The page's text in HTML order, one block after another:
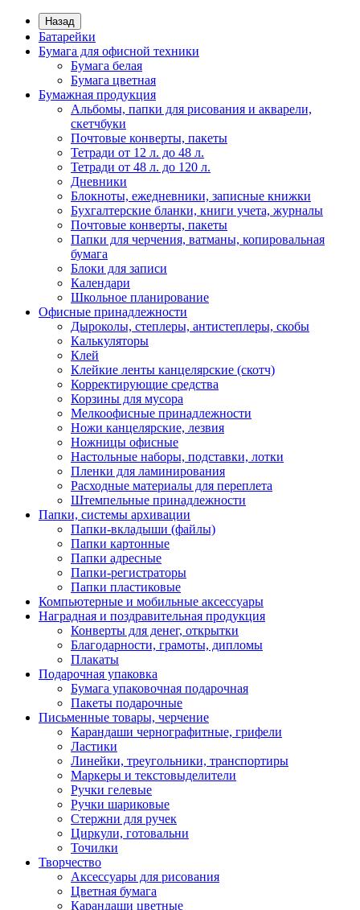
Назад
Батарейки
Бумага для офисной техники
Бумага белая
Бумага цветная
Бумажная продукция
Альбомы, папки для рисования и акварели,
скетчбуки
Почтовые конверты, пакеты
Тетради от 12 л. до 48 л.
Тетради от 48 л. до 120 л.
Дневники
Блокноты, ежедневники, записные книжки
Бухгалтерские бланки, книги учета, журналы
Почтовые конверты, пакеты
Папки для черчения, ватманы, копировальная
бумага
Блоки для записи
Календари
Школьное планирование
Офисные принадлежности
Дыроколы, степлеры, антистеплеры, скобы
Калькуляторы
Клей
Клейкие ленты канцелярские (скотч)
Корректирующие средства
Корзины для мусора
Мелкоофисные принадлежности
Ножи канцелярские, лезвия
Ножницы офисные
Настольные наборы, подставки, лотки
Пленки для ламинирования
Расходные материалы для переплета
Штемпельные принадлежности
Папки, системы архивации
Папки-вкладыши (файлы)
Папки картонные
Папки адресные
Папки-регистраторы
Папки пластиковые
Компьютерные и мобильные аксессуары
Наградная и поздравительная продукция
Конверты для денег, открытки
Благодарности, грамоты, дипломы
Плакаты
Подарочная упаковка
Бумага упаковочная подарочная
Пакеты подарочные
Письменные товары, черчение
Карандаши чернографитные, грифели
Ластики
Линейки, треугольники, транспортиры
Маркеры и текстовыделители
Ручки гелевые
Ручки шариковые
Стержни для ручек
Циркули, готовальни
Точилки
Творчество
Аксессуары для рисования
Цветная бумага
Карандаши цветные